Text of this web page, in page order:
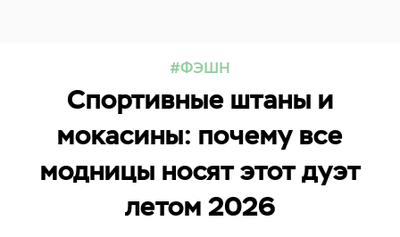
ФЭШН
Спортивные штаны и
мокасины: почему все
модницы носят этот дуэт
летом 2026